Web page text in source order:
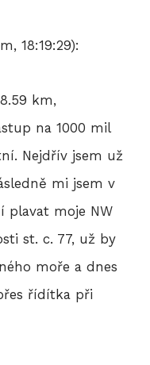
18:19:29):
km,
na 1000 mil
Nejdřív jsem už
mi jsem v
plavat moje NW
st. c. 77, už by
moře a dnes
řídítka při